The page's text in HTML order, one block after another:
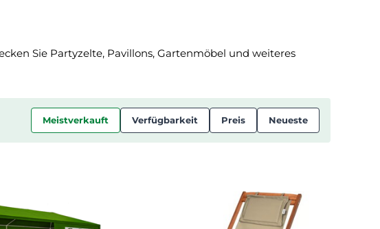
Sie Partyzelte, Pavillons, Gartenmöbel und weiteres
Meistverkauft Verfügbarkeit Preis Neueste